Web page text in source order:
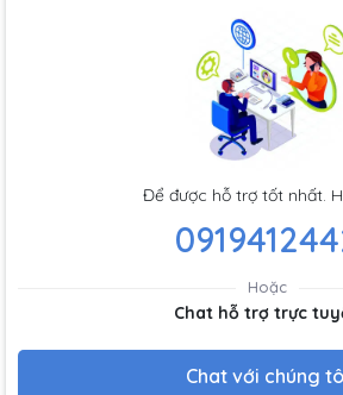
Để được hỗ trợ tốt nhất.
Hoặc
Chat hỗ trợ trực
Chat với chúng